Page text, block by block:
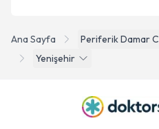
Ana Sayfa Periferik Damar
Yenişehir